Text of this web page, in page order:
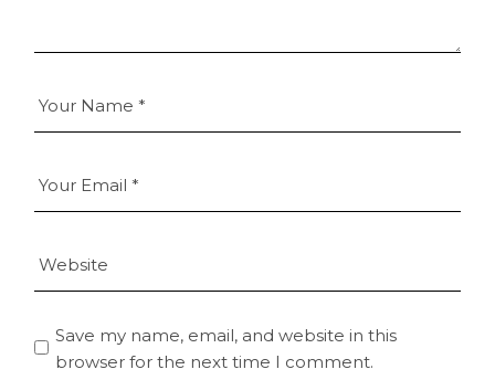
Save my name, email, and website in this
browser for the next time I comment.